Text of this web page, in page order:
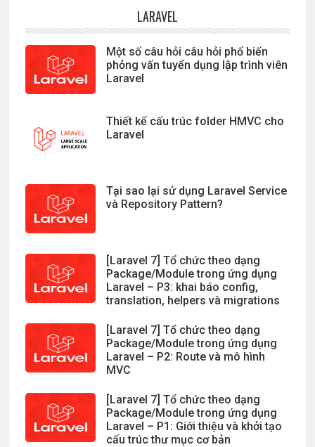
LARAVEL
Một số câu hỏi câu hỏi phổ biến
phỏng vấn tuyển dụng lập trình viên
Laravel
Thiết kế cấu trúc folder HMVC cho
Laravel
Tại sao lại sử dụng Laravel Service
và Repository Pattern?
[Laravel 7] Tổ chức theo dạng
Package/Module trong ứng dụng
Laravel – P3: khai báo config,
translation, helpers và migrations
[Laravel 7] Tổ chức theo dạng
Package/Module trong ứng dụng
Laravel – P2: Route và mô hình
MVC
[Laravel 7] Tổ chức theo dạng
Package/Module trong ứng dụng
Laravel – P1: Giới thiệu và khởi tạo
cấu trúc thư mục cơ bản